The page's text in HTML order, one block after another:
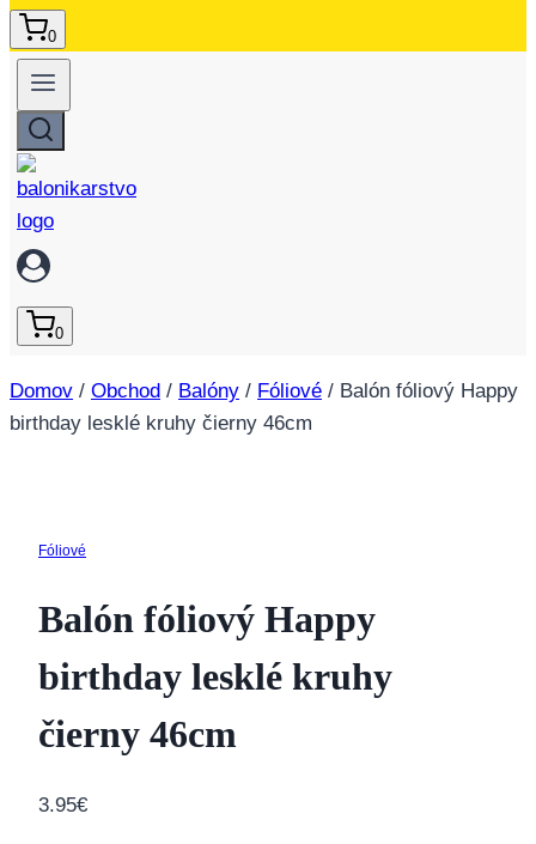
0
0
Domov / Obchod / Balóny / Fóliové / Balón fóliový Happy
birthday lesklé kruhy čierny 46cm
Fóliové
Balón fóliový Happy
birthday lesklé kruhy
čierny 46cm
3.95€